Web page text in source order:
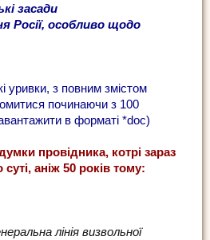
засади
Росії, особливо щодо
уривки, з повним змістом
починаючи з 100
в форматі *doc)
провідника, котрі зараз
аніж 50 років тому:
лінія визвольної